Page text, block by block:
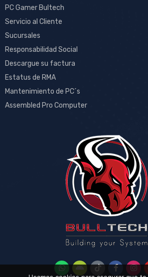
PC Gamer Bultech
Servicio al Cliente
Sucursales
Responsabilidad Social
Descargue su factura
Estatus de RMA
Mantenimiento de PC´s
Assembled Pro Computer